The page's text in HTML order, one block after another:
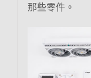
那些零件。